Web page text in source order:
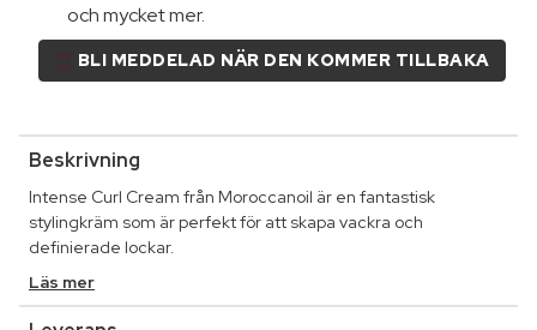
och mycket mer.
BLI MEDDELAD NÄR DEN KOMMER TILLBAKA
Beskrivning
Intense Curl Cream från Moroccanoil är en fantastisk
stylingkräm som är perfekt för att skapa vackra och
definierade lockar.
Läs mer